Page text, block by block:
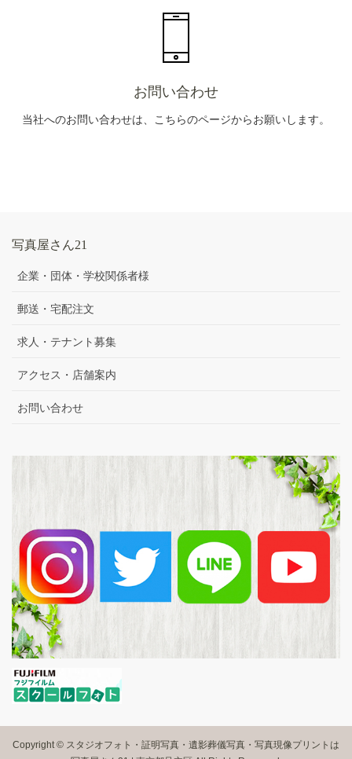
お問い合わせ
当社へのお問い合わせは、こちらのページからお願いします。
写真屋さん21
企業・団体・学校関係者様
郵送・宅配注文
求人・テナント募集
アクセス・店舗案内
お問い合わせ
Copyright © スタジオフォト・証明写真・遺影葬儀写真・写真現像プリントは